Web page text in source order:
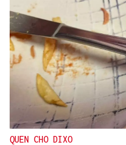
QUEN CHO DIXO